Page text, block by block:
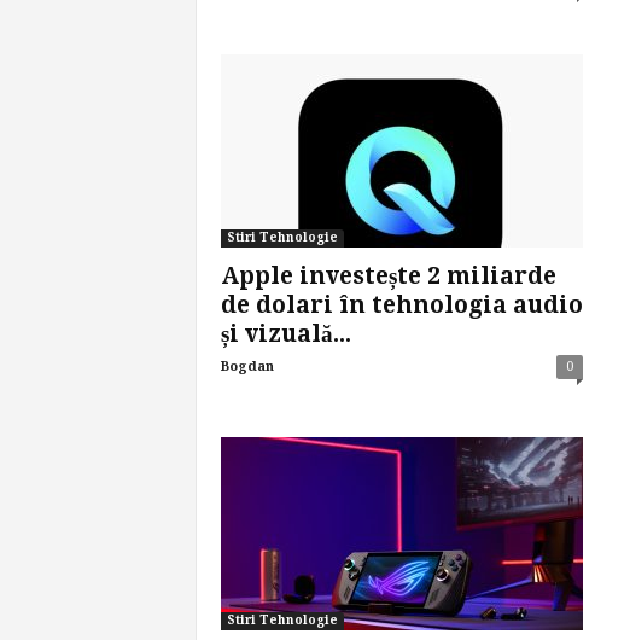
Stiri Tehnologie
Apple investește 2 miliarde
de dolari în tehnologia audio
și vizuală...
Bogdan 0
Stiri Tehnologie